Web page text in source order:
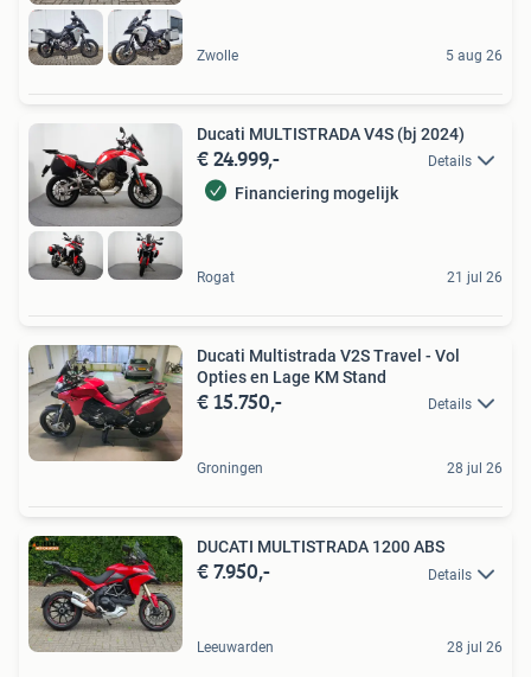
Zwolle 5 aug 26
Ducati MULTISTRADA V4S (bj 2024)
€ 24.999,- Details
Financiering mogelijk
Rogat 21 jul 26
Ducati Multistrada V2S Travel - Vol
Opties en Lage KM Stand
€ 15.750,- Details
Groningen 28 jul 26
DUCATI MULTISTRADA 1200 ABS
€ 7.950,- Details
Leeuwarden 28 jul 26